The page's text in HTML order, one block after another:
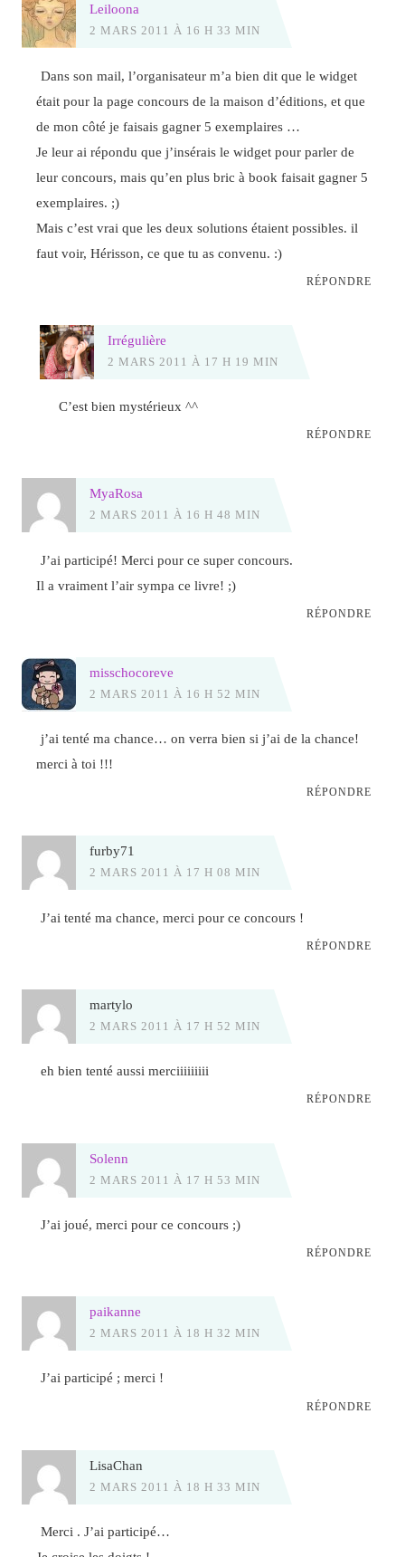
Leiloona
2 MARS 2011 À 16 H 33 MIN
Dans son mail, l’organisateur m’a bien dit que le widget
était pour la page concours de la maison d’éditions, et que
de mon côté je faisais gagner 5 exemplaires …
Je leur ai répondu que j’insérais le widget pour parler de
leur concours, mais qu’en plus bric à book faisait gagner 5
exemplaires. ;)
Mais c’est vrai que les deux solutions étaient possibles. il
faut voir, Hérisson, ce que tu as convenu. :)
RÉPONDRE
Irrégulière
2 MARS 2011 À 17 H 19 MIN
C’est bien mystérieux ^^
RÉPONDRE
MyaRosa
2 MARS 2011 À 16 H 48 MIN
J’ai participé! Merci pour ce super concours.
Il a vraiment l’air sympa ce livre! ;)
RÉPONDRE
misschocoreve
2 MARS 2011 À 16 H 52 MIN
j’ai tenté ma chance… on verra bien si j’ai de la chance!
merci à toi !!!
RÉPONDRE
furby71
2 MARS 2011 À 17 H 08 MIN
J’ai tenté ma chance, merci pour ce concours !
RÉPONDRE
martylo
2 MARS 2011 À 17 H 52 MIN
eh bien tenté aussi merciiiiiiiii
RÉPONDRE
Solenn
2 MARS 2011 À 17 H 53 MIN
J’ai joué, merci pour ce concours ;)
RÉPONDRE
paikanne
2 MARS 2011 À 18 H 32 MIN
J’ai participé ; merci !
RÉPONDRE
LisaChan
2 MARS 2011 À 18 H 33 MIN
Merci . J’ai participé…